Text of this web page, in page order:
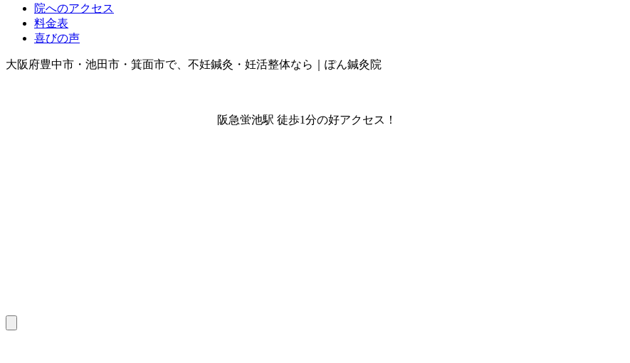
院へのアクセス
料金表
喜びの声
大阪府豊中市・池田市・箕面市で、不妊鍼灸・妊活整体なら｜ぽん鍼灸院
阪急蛍池駅 徒歩1分の好アクセス！